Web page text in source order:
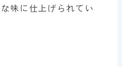
味に仕上げられてい